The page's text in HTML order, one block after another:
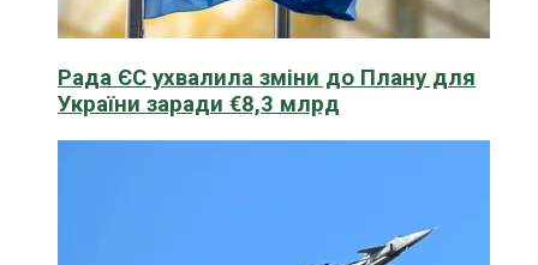
Рада ЄС ухвалила зміни до Плану для
України заради €8,3 млрд